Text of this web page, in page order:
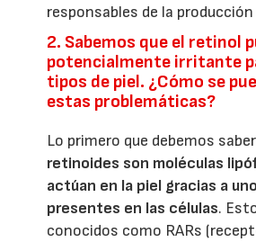
responsables de la
2. Sabemos que el retinol
potencialmente irritante
tipos de piel. ¿Cómo se
estas problemáticas?
Lo primero que debemos
retinoides son moléculas
actúan en la piel gracias a
presentes en las células.
conocidos como RARs